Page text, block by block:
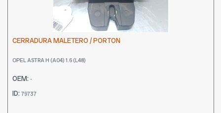
CERRADURA MALETERO / PORTON
OPEL ASTRA H (A04) 1.6 (L48)
OEM: -
ID: 79737